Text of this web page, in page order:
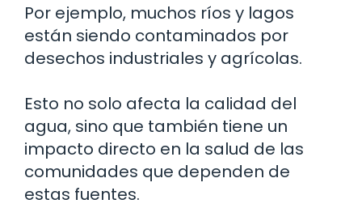
Por ejemplo, muchos ríos y lagos
están siendo contaminados por
desechos industriales y agrícolas.
Esto no solo afecta la calidad del
agua, sino que también tiene un
impacto directo en la salud de las
comunidades que dependen de
estas fuentes.